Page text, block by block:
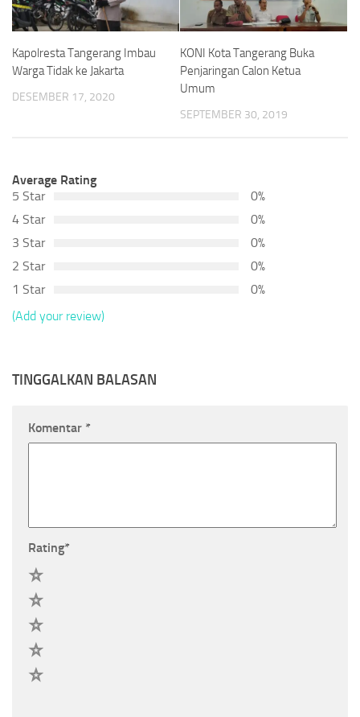
Kapolresta Tangerang Imbau
Warga Tidak ke Jakarta
DESEMBER 17, 2020
KONI Kota Tangerang Buka
Penjaringan Calon Ketua
Umum
SEPTEMBER 30, 2019
Average Rating
5 Star
0%
4 Star
0%
3 Star
0%
2 Star
0%
1 Star
0%
(Add your review)
TINGGALKAN BALASAN
Komentar *
Rating*